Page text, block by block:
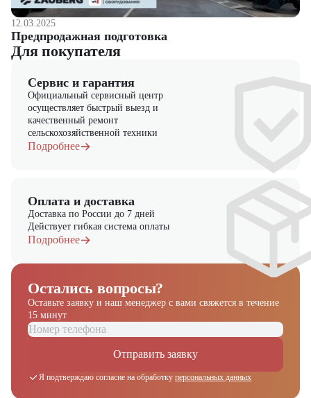
12.03.2025
Предпродажная подготовка
Для покупателя
Сервис и гарантия
Официальный сервисный центр
осуществляет быстрый выезд и
качественный ремонт
сельскохозяйственной техники
Подробнее
Оплата и доставка
Доставка по России до 7 дней
Действует гибкая система оплаты
Подробнее
Остались вопросы?
Оставьте заявку и наш менеджер с вами свяжется в течение
15 минут
Отправить заявку
Я подтверждаю согласие на обработку персональных данных